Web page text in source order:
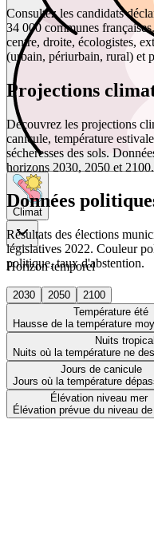
Climat
Horizon temporel
2030 2050
2100
Température été
Hausse de la température
Nuits
Nuits où la température ne
Jours de canicule
Jours où la température
Élévation niveau mer
Élévation prévue du niveau
Consultez les candidats
34 000 communes
centre, droite, écologistes,
(urbain, périurbain, rural) et
Projections
Découvrez les projections
canicule, température
sécheresses des sols.
horizons 2030, 2050 et 2100.
Données
Résultats des élections
législatives 2022. Couleur
politique, taux d'abstention.